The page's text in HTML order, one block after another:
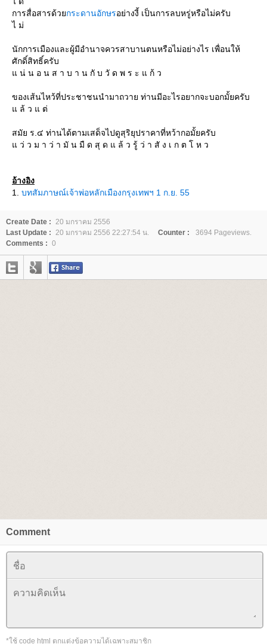
การสื่อสารด้วกระดานอักษรอย่างงี้ เป็นการลบหรู่หรือไม่ครับ
ไ ม่
นักการเมืองและผู้มีอำนาจควรสาบานตนหรือไม่อย่างไร เพื่อนให้
ศักดิ์สิทธิ์ครับ
น่ น อ น ส า บ า น กั บ วั ด พ ร ะ แ ก้ ว
ของเส้นไหว้ที่ประชาชนนำมาถวาย ท่านมีอะไรอยากจะบอกมั้ยครับ
ล้ ว แ ต่
สมัย ร.๔ ท่านได้ตามเสด็จไปดูสุริยุปราคาที่หว้ากอมั้ยครับ
ว่ ว ม า ว่ า มั น มื ด สุ ด แ ล้ ว รู้ ว่ า สั ง เ ก ต โ ห ว
อ้างอิง
1. บทสัมภาษณ์เจ้าพ่อหลักเมืองกรุงเทพฯ 1 ก.ย. 55
Create Date : 20 มกราคม 2556
Last Update : 20 มกราคม 2556 22:27:54 น. Counter :
3694 Pageviews.
Comments : 0
Comment
*ใช้ code html ตกแต่งข้อความได้เฉพาะสมาชิก